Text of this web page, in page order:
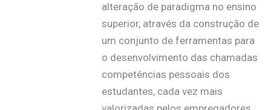
alteração de paradigma no ensino
superior, através da construção de
um conjunto de ferramentas para
o desenvolvimento das chamadas
competências pessoais dos
estudantes, cada vez mais